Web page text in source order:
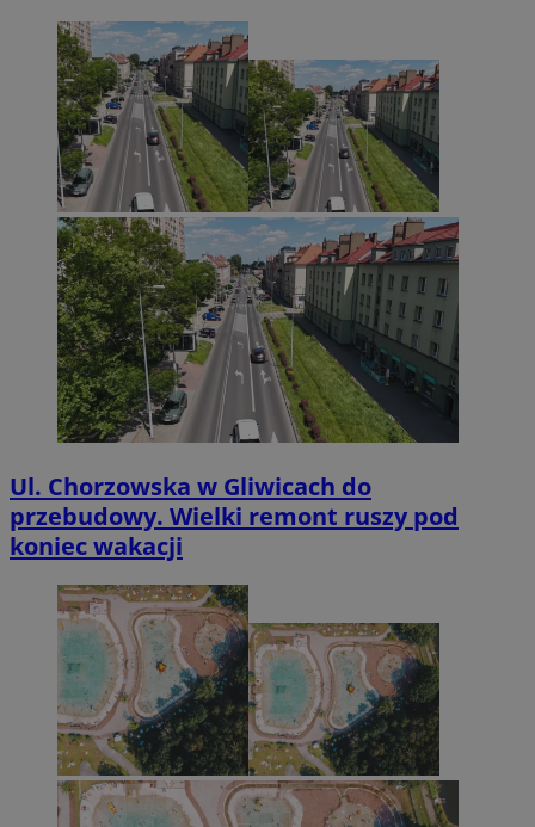
Ul. Chorzowska w Gliwicach do
przebudowy. Wielki remont ruszy pod
koniec wakacji